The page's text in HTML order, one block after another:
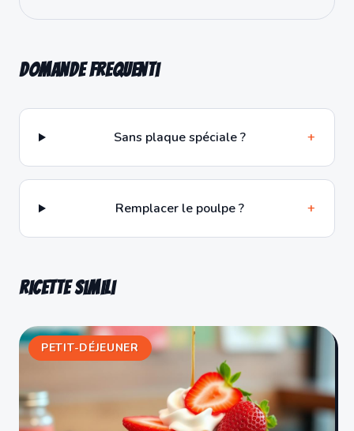
Domande frequenti
Sans plaque spéciale ? +
Remplacer le poulpe ? +
Ricette simili
PETIT-DÉJEUNER